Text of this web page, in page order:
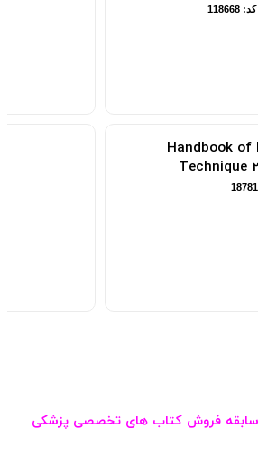
کد: 118668
Handbook of MRI
Technique 2022
کد: 187815